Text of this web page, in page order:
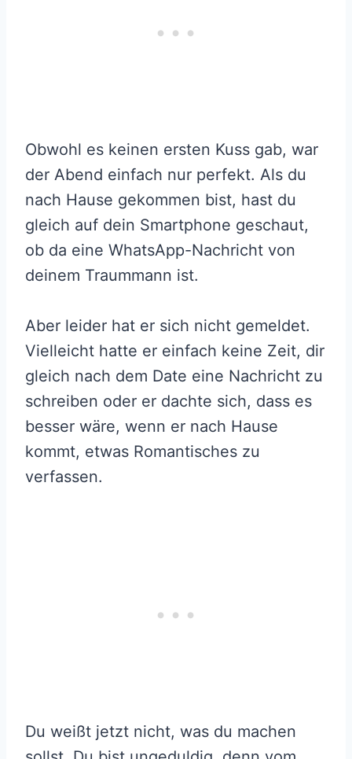
Obwohl es keinen ersten Kuss gab, war
der Abend einfach nur perfekt. Als du
nach Hause gekommen bist, hast du
gleich auf dein Smartphone geschaut,
ob da eine WhatsApp-Nachricht von
deinem Traummann ist.
Aber leider hat er sich nicht gemeldet.
Vielleicht hatte er einfach keine Zeit, dir
gleich nach dem Date eine Nachricht zu
schreiben oder er dachte sich, dass es
besser wäre, wenn er nach Hause
kommt, etwas Romantisches zu
verfassen.
Du weißt jetzt nicht, was du machen